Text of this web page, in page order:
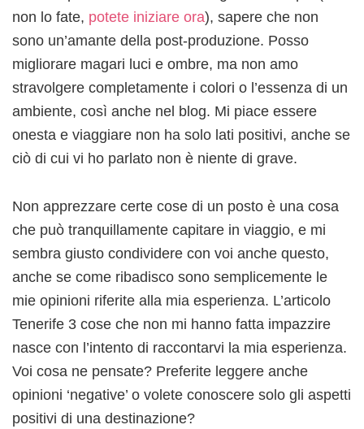
non lo fate, potete iniziare ora), sapere che non
sono un’amante della post-produzione. Posso
migliorare magari luci e ombre, ma non amo
stravolgere completamente i colori o l’essenza di un
ambiente, così anche nel blog. Mi piace essere
onesta e viaggiare non ha solo lati positivi, anche se
ciò di cui vi ho parlato non è niente di grave.
Non apprezzare certe cose di un posto è una cosa
che può tranquillamente capitare in viaggio, e mi
sembra giusto condividere con voi anche questo,
anche se come ribadisco sono semplicemente le
mie opinioni riferite alla mia esperienza. L’articolo
Tenerife 3 cose che non mi hanno fatta impazzire
nasce con l’intento di raccontarvi la mia esperienza.
Voi cosa ne pensate? Preferite leggere anche
opinioni ‘negative’ o volete conoscere solo gli aspetti
positivi di una destinazione?